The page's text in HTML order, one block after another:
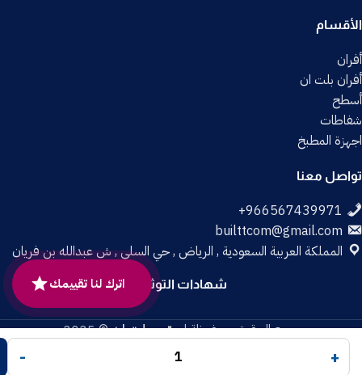
الأقسام
أفران
أفران بلت ان
أسطح
شفاطات
اجهزة المطبخ
تواصل معنا
builttcom@gmail.com
المملكة العربية السعودية , الرياض , حي السلي , ش عبدالله بن فريان
شهادات التوثيق
جميع الحقوق محفوظة لـمتجر بلت إن© 2025.
تم التطوير بواسطة
+
-
اترك لنا تقييمك